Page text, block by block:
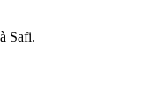
à Safi.